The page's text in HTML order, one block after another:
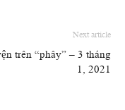
Next article
trên “phây” – 3 tháng
1, 2021